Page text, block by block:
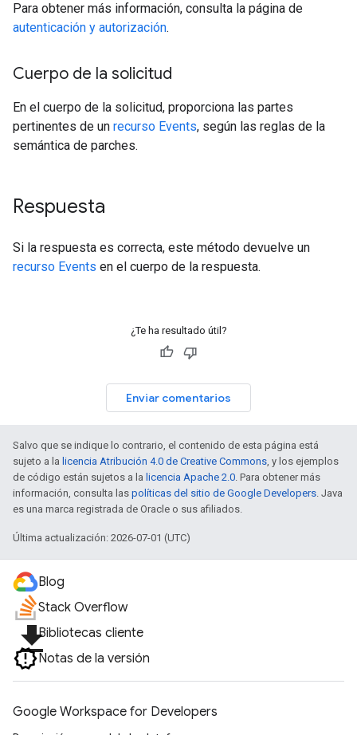
Para obtener más información, consulta la página de
autenticación y autorización.
Cuerpo de la solicitud
En el cuerpo de la solicitud, proporciona las partes
pertinentes de un recurso Events, según las reglas de la
semántica de parches.
Respuesta
Si la respuesta es correcta, este método devuelve un
recurso Events en el cuerpo de la respuesta.
¿Te ha resultado útil?
Enviar comentarios
Salvo que se indique lo contrario, el contenido de esta página está
sujeto a la licencia Atribución 4.0 de Creative Commons, y los ejemplos
de código están sujetos a la licencia Apache 2.0. Para obtener más
información, consulta las políticas del sitio de Google Developers. Java
es una marca registrada de Oracle o sus afiliados.
Última actualización: 2026-07-01 (UTC)
Blog
Stack Overflow
file_downloadBibliotecas cliente
Notas de la versión
Google Workspace for Developers